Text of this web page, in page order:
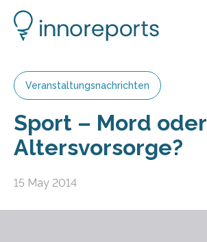
Veranstaltungsnachrichten
Sport – Mord oder
Altersvorsorge?
15 May 2014